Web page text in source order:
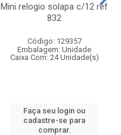
Mini relogio solapa c/12 ref
832
Código: 129357
Embalagem: Unidade
Caixa Com: 24 Unidade(s)
Faça seu login ou
cadastre-se para
comprar.